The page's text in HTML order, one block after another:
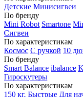
Детские Минисигвеи
По бренду
Mini Robot Smartone
Сигвеи
По характеристикам
Космос С ручкой 10
По бренду
Smart Balance ibalance
Гироскутеры
По характеристикам
150 кг. Быстрые Для